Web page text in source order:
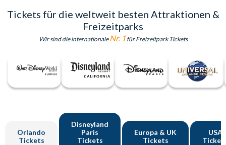
Tickets für die weltweit besten Attraktionen &
Freizeitparks
Wir sind die internationaleNr. 1für Freizeitpark Tickets
Orlando
Tickets
Disneyland
Paris
Tickets
Europa & UK
Tickets
USA